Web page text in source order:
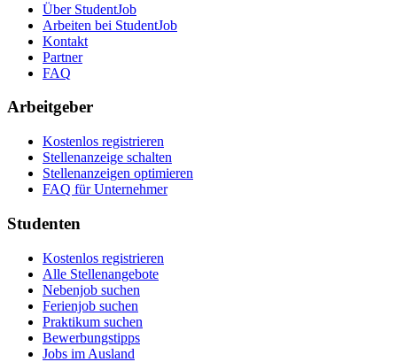
Über StudentJob
Arbeiten bei StudentJob
Kontakt
Partner
FAQ
Arbeitgeber
Kostenlos registrieren
Stellenanzeige schalten
Stellenanzeigen optimieren
FAQ für Unternehmer
Studenten
Kostenlos registrieren
Alle Stellenangebote
Nebenjob suchen
Ferienjob suchen
Praktikum suchen
Bewerbungstipps
Jobs im Ausland